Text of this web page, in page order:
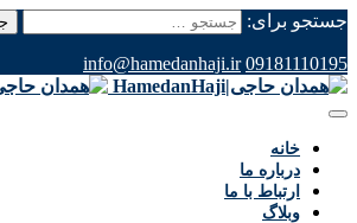
جستجو برای:
09181110195
info@hamedanhaji.ir
خانه
درباره ما
ارتباط با ما
وبلاگ